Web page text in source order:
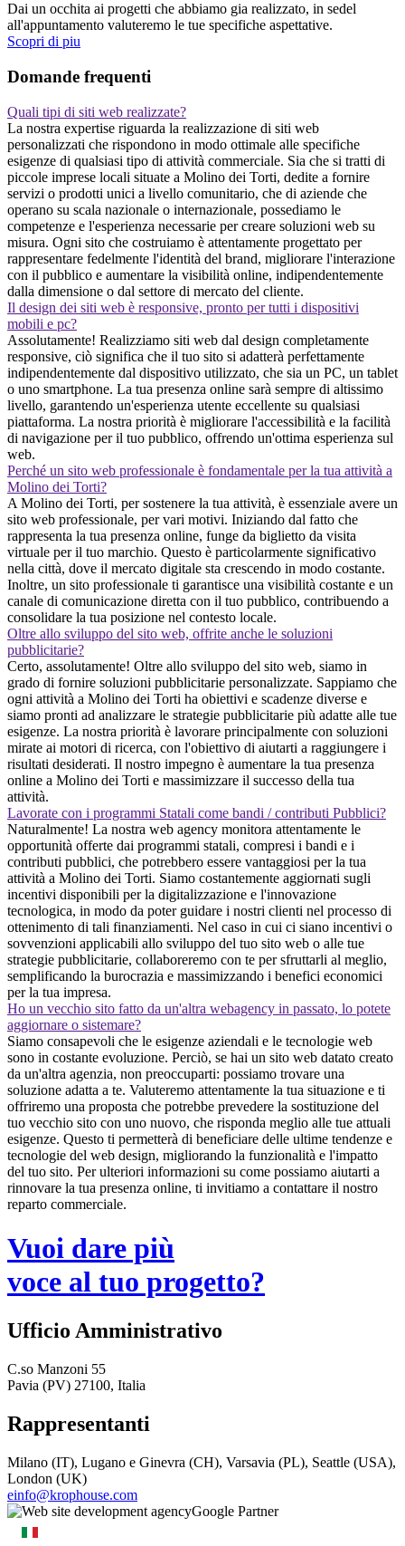
Dai un occhita ai progetti che abbiamo gia realizzato, in sedel
all'appuntamento valuteremo le tue specifiche aspettative.
Scopri di piu
Domande frequenti
Quali tipi di siti web realizzate?
La nostra expertise riguarda la realizzazione di siti web
personalizzati che rispondono in modo ottimale alle specifiche
esigenze di qualsiasi tipo di attività commerciale. Sia che si tratti di
piccole imprese locali situate a Molino dei Torti, dedite a fornire
servizi o prodotti unici a livello comunitario, che di aziende che
operano su scala nazionale o internazionale, possediamo le
competenze e l'esperienza necessarie per creare soluzioni web su
misura. Ogni sito che costruiamo è attentamente progettato per
rappresentare fedelmente l'identità del brand, migliorare l'interazione
con il pubblico e aumentare la visibilità online, indipendentemente
dalla dimensione o dal settore di mercato del cliente.
Il design dei siti web è responsive, pronto per tutti i dispositivi
mobili e pc?
Assolutamente! Realizziamo siti web dal design completamente
responsive, ciò significa che il tuo sito si adatterà perfettamente
indipendentemente dal dispositivo utilizzato, che sia un PC, un tablet
o uno smartphone. La tua presenza online sarà sempre di altissimo
livello, garantendo un'esperienza utente eccellente su qualsiasi
piattaforma. La nostra priorità è migliorare l'accessibilità e la facilità
di navigazione per il tuo pubblico, offrendo un'ottima esperienza sul
web.
Perché un sito web professionale è fondamentale per la tua attività a
Molino dei Torti?
A Molino dei Torti, per sostenere la tua attività, è essenziale avere un
sito web professionale, per vari motivi. Iniziando dal fatto che
rappresenta la tua presenza online, funge da biglietto da visita
virtuale per il tuo marchio. Questo è particolarmente significativo
nella città, dove il mercato digitale sta crescendo in modo costante.
Inoltre, un sito professionale ti garantisce una visibilità costante e un
canale di comunicazione diretta con il tuo pubblico, contribuendo a
consolidare la tua posizione nel contesto locale.
Oltre allo sviluppo del sito web, offrite anche le soluzioni
pubblicitarie?
Certo, assolutamente! Oltre allo sviluppo del sito web, siamo in
grado di fornire soluzioni pubblicitarie personalizzate. Sappiamo che
ogni attività a Molino dei Torti ha obiettivi e scadenze diverse e
siamo pronti ad analizzare le strategie pubblicitarie più adatte alle tue
esigenze. La nostra priorità è lavorare principalmente con soluzioni
mirate ai motori di ricerca, con l'obiettivo di aiutarti a raggiungere i
risultati desiderati. Il nostro impegno è aumentare la tua presenza
online a Molino dei Torti e massimizzare il successo della tua
attività.
Lavorate con i programmi Statali come bandi / contributi Pubblici?
Naturalmente! La nostra web agency monitora attentamente le
opportunità offerte dai programmi statali, compresi i bandi e i
contributi pubblici, che potrebbero essere vantaggiosi per la tua
attività a Molino dei Torti. Siamo costantemente aggiornati sugli
incentivi disponibili per la digitalizzazione e l'innovazione
tecnologica, in modo da poter guidare i nostri clienti nel processo di
ottenimento di tali finanziamenti. Nel caso in cui ci siano incentivi o
sovvenzioni applicabili allo sviluppo del tuo sito web o alle tue
strategie pubblicitarie, collaboreremo con te per sfruttarli al meglio,
semplificando la burocrazia e massimizzando i benefici economici
per la tua impresa.
Ho un vecchio sito fatto da un'altra webagency in passato, lo potete
aggiornare o sistemare?
Siamo consapevoli che le esigenze aziendali e le tecnologie web
sono in costante evoluzione. Perciò, se hai un sito web datato creato
da un'altra agenzia, non preoccuparti: possiamo trovare una
soluzione adatta a te. Valuteremo attentamente la tua situazione e ti
offriremo una proposta che potrebbe prevedere la sostituzione del
tuo vecchio sito con uno nuovo, che risponda meglio alle tue attuali
esigenze. Questo ti permetterà di beneficiare delle ultime tendenze e
tecnologie del web design, migliorando la funzionalità e l'impatto
del tuo sito. Per ulteriori informazioni su come possiamo aiutarti a
rinnovare la tua presenza online, ti invitiamo a contattare il nostro
reparto commerciale.
Vuoi dare più
voce al tuo progetto?
Ufficio Amministrativo
C.so Manzoni 55
Pavia (PV) 27100, Italia
Rappresentanti
Milano (IT), Lugano e Ginevra (CH), Varsavia (PL), Seattle (USA),
London (UK)
einfo@krophouse.com